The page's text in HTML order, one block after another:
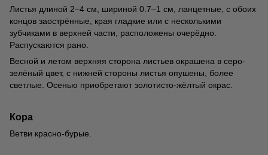
Листья длиной 2–4 см, шириной 0.7–1 см, ланцетные, с обоих
концов заострённые, края гладкие или с несколькими
зубчиками в верхней части, расположены очерёдно.
Распускаются рано.
Весной и летом верхняя сторона листьев окрашена в серо-
зелёный цвет, с нижней стороны листья опушены, более
светлые. Осенью приобретают золотисто-жёлтый окрас.
Кора
Ветви красно-бурые.